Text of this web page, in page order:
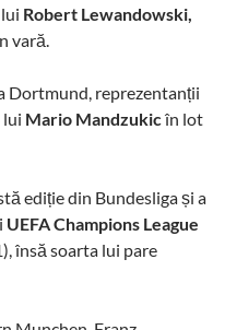
Robert Lewandowski,
vară.
Dortmund, reprezentanții
lui Mario Mandzukicîn lot
ediție din Bundesliga și a
UEFA Champions League
însă soarta lui pare